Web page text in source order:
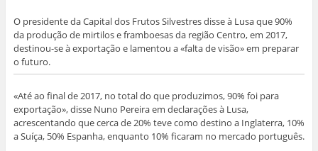
O presidente da Capital dos Frutos Silvestres disse à Lusa que 90%
da produção de mirtilos e framboesas da região Centro, em 2017,
destinou-se à exportação e lamentou a «falta de visão» em preparar
o futuro.
«Até ao final de 2017, no total do que produzimos, 90% foi para
exportação», disse Nuno Pereira em declarações à Lusa,
acrescentando que cerca de 20% teve como destino a Inglaterra, 10%
a Suíça, 50% Espanha, enquanto 10% ficaram no mercado português.